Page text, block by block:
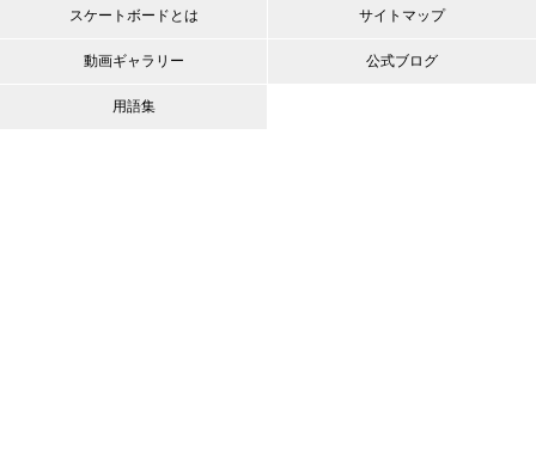
スケートボードとは
動画ギャラリー
用語集
サイトマップ
公式ブログ